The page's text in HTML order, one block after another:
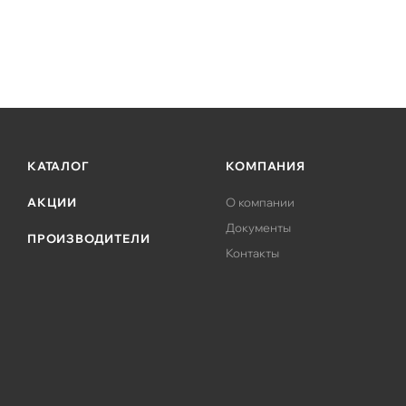
КАТАЛОГ
АКЦИИ
ПРОИЗВОДИТЕЛИ
КОМПАНИЯ
О компании
Документы
Контакты